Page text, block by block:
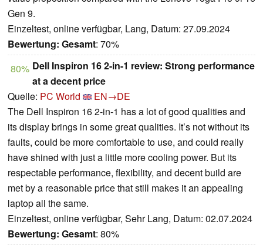
Gen 9.
Einzeltest, online verfügbar, Lang, Datum: 27.09.2024
Bewertung: Gesamt: 70%
80% Dell Inspiron 16 2-in-1 review: Strong performance
at a decent price
Quelle: PC World
EN→DE
The Dell Inspiron 16 2-in-1 has a lot of good qualities and
its display brings in some great qualities. It’s not without its
faults, could be more comfortable to use, and could really
have shined with just a little more cooling power. But its
respectable performance, flexibility, and decent build are
met by a reasonable price that still makes it an appealing
laptop all the same.
Einzeltest, online verfügbar, Sehr Lang, Datum: 02.07.2024
Bewertung: Gesamt: 80%